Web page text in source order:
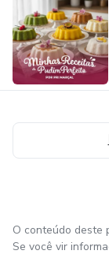
O conteúdo deste
Se você vir